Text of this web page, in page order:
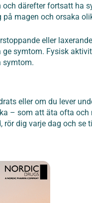
därefter fortsatt ha
magen och orsaka
eller
symtom. Fysisk
symtom.
eller om du lever
– som att äta ofta
dig varje dag och se